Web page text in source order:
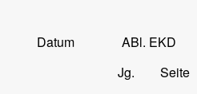
Datum
ABl. EKD
Jg.
Seite